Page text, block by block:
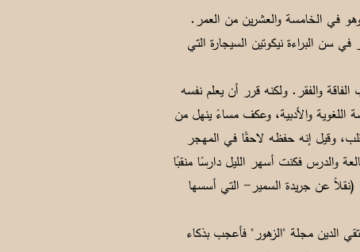
في الخامسة والعشرين من العمر.
سن البراءة نيكوتين السيجارة التي
والفقر. ولكنه قرر أن يعلم نفسه
اللغوية والأدبية، وعكف مساءً ينهل من
وقيل إنه حفظه لاحقًا في المهجر
والدرس فكنت أسهر الليل دارسًا منقبًا
وانصرفت بعد أن مكنت نفسي من قواعد العربية إلى معالجة الشعر ونظمه في هذه الليالي" (5) - (نقلاً عن جريدة السمير- التي أسسها
الدين مجلة "الزهور" فأعجب بذكاء